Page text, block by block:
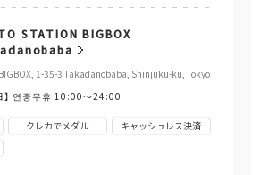
STATION BIGBOX
1-35-3 Takadanobaba, Shinjuku-ku, Tokyo
연중무휴 10:00～24:00
クレカでメダル
キャッシュレス決済